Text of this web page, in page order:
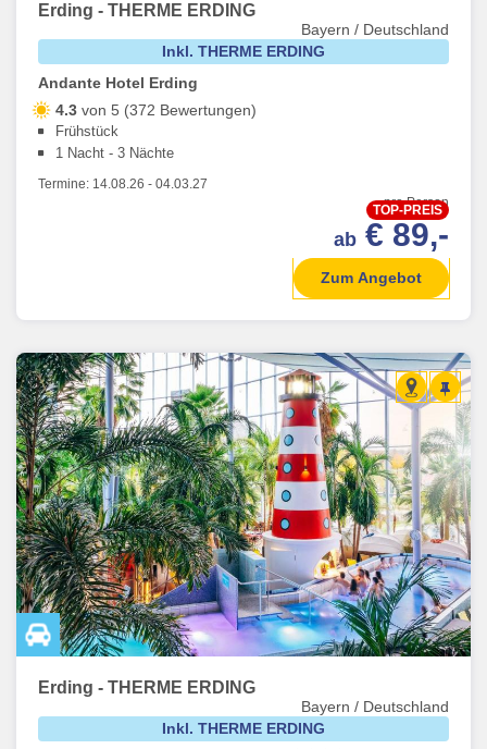
Erding - THERME ERDING
Bayern / Deutschland
Inkl. THERME ERDING
Andante Hotel Erding
4.3 von 5 (372 Bewertungen)
Frühstück
1 Nacht - 3 Nächte
Termine: 14.08.26 - 04.03.27
pro Person
TOP-PREIS
ab € 89,-
Zum Angebot
Erding - THERME ERDING
Bayern / Deutschland
Inkl. THERME ERDING